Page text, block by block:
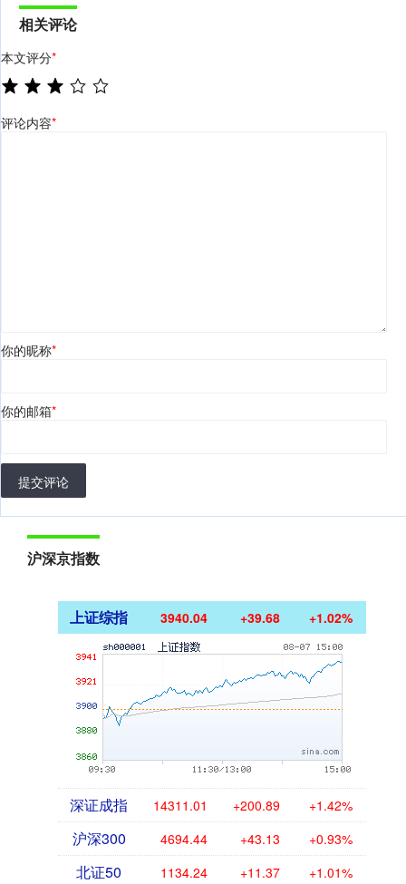
相关评论
本文评分*
评论内容*
你的昵称*
你的邮箱*
提交评论
沪深京指数
上证综指 3940.04 +39.68 +1.02%
深证成指 14311.01 +200.89 +1.42%
沪深300 4694.44 +43.13 +0.93%
北证50 1134.24 +11.37 +1.01%